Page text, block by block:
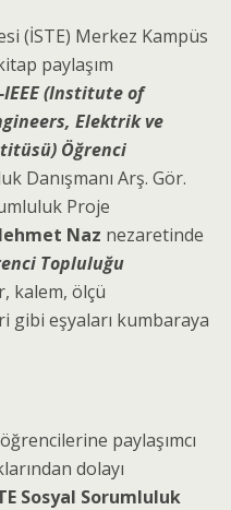
(İSTE) Merkez Kampüs
paylaşım
IEEE (Institute of
Elektrik ve
Öğrenci
Danışmanı Arş. Gör.
Proje
Naz nezaretinde
Topluluğu
kalem, ölçü
gibi eşyaları kumbaraya
paylaşımcı
dolayı
Sosyal Sorumluluk